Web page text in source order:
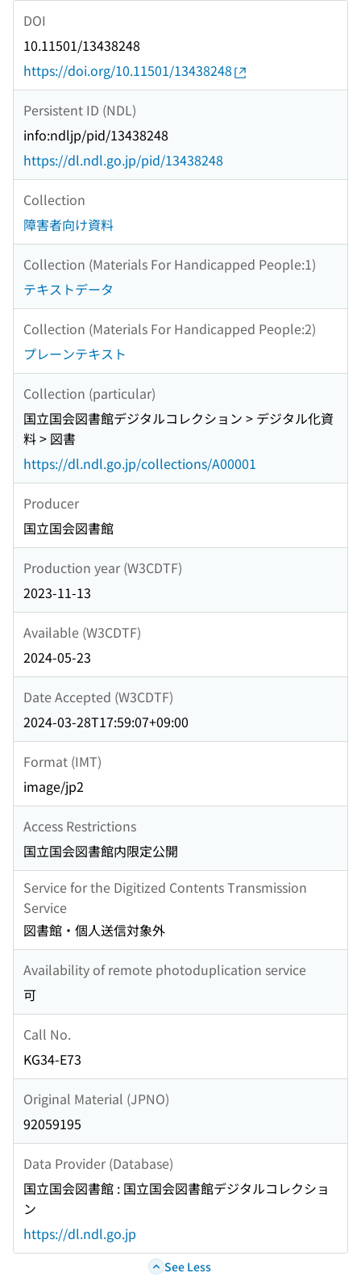
DOI
10.11501/13438248
https://doi.org/10.11501/13438248
Persistent ID (NDL)
info:ndljp/pid/13438248
https://dl.ndl.go.jp/pid/13438248
Collection
障害者向け資料
Collection (Materials For Handicapped People:1)
テキストデータ
Collection (Materials For Handicapped People:2)
プレーンテキスト
Collection (particular)
国立国会図書館デジタルコレクション > デジタル化資
料 > 図書
https://dl.ndl.go.jp/collections/A00001
Producer
国立国会図書館
Production year (W3CDTF)
2023-11-13
Available (W3CDTF)
2024-05-23
Date Accepted (W3CDTF)
2024-03-28T17:59:07+09:00
Format (IMT)
image/jp2
Access Restrictions
国立国会図書館内限定公開
Service for the Digitized Contents Transmission
Service
図書館・個人送信対象外
Availability of remote photoduplication service
可
Call No.
KG34-E73
Original Material (JPNO)
92059195
Data Provider (Database)
国立国会図書館 : 国立国会図書館デジタルコレクショ
ン
https://dl.ndl.go.jp
See Less